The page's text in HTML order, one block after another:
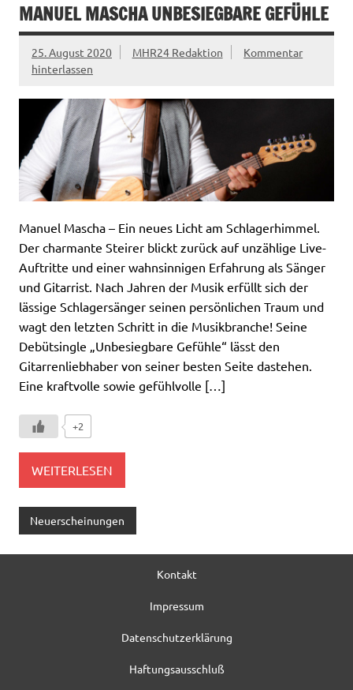
MANUEL MASCHA UNBESIEGBARE GEFÜHLE
25. August 2020 MHR24 Redaktion
Kommentar
hinterlassen
Manuel Mascha – Ein neues Licht am Schlagerhimmel.
Der charmante Steirer blickt zurück auf unzählige Live-
Auftritte und einer wahnsinnigen Erfahrung als Sänger
und Gitarrist. Nach Jahren der Musik erfüllt sich der
lässige Schlagersänger seinen persönlichen Traum und
wagt den letzten Schritt in die Musikbranche! Seine
Debütsingle „Unbesiegbare Gefühle“ lässt den
Gitarrenliebhaber von seiner besten Seite dastehen.
Eine kraftvolle sowie gefühlvolle […]
+2
WEITERLESEN
Neuerscheinungen
Kontakt
Impressum
Datenschutzerklärung
Haftungsausschluß